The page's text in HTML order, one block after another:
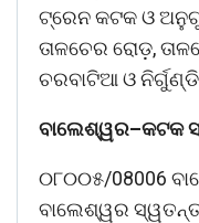
ଟ୍ରେନ କଟକ ଓ
ତାଳଚେର ରୋଡ଼,
ଚରବାଟିଆ ଓ
ବାଲେଶ୍ୱର–କଟକ
୦୮୦୦୫/08006
ବାଲେଶ୍ୱର